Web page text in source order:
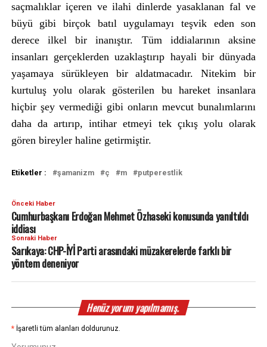
saçmalıklar içeren ve ilahi dinlerde yasaklanan fal ve
büyü gibi birçok batıl uygulamayı teşvik eden son
derece ilkel bir inanıştır. Tüm iddialarının aksine
insanları gerçeklerden uzaklaştırıp hayali bir dünyada
yaşamaya sürükleyen bir aldatmacadır. Nitekim bir
kurtuluş yolu olarak gösterilen bu hareket insanlara
hiçbir şey vermediği gibi onların mevcut bunalımlarını
daha da artırıp, intihar etmeyi tek çıkış yolu olarak
gören bireyler haline getirmiştir.
Etiketler : şamanizm ç m putperestlik
Önceki Haber
Cumhurbaşkanı Erdoğan Mehmet Özhaseki konusunda yanıltıldı
iddiası
Sonraki Haber
Sarıkaya: CHP-İYİ Parti arasındaki müzakerelerde farklı bir
yöntem deneniyor
Henüz yorum yapılmamış.
* İşaretli tüm alanları doldurunuz.